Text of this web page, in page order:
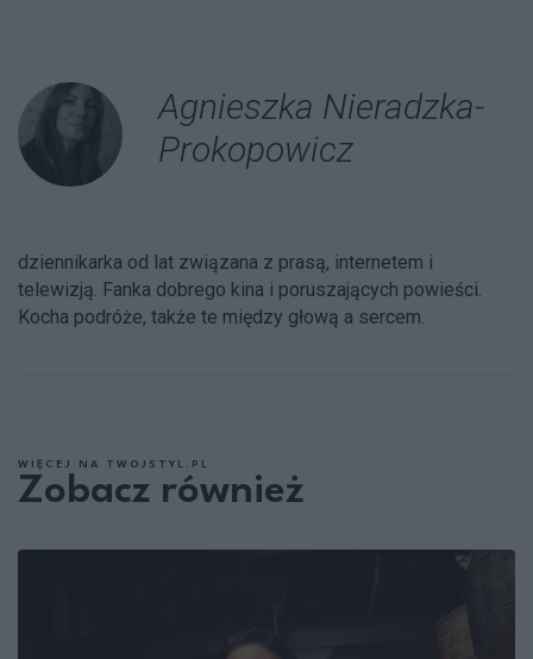
Agnieszka Nieradzka-
Prokopowicz
dziennikarka od lat związana z prasą, internetem i
telewizją. Fanka dobrego kina i poruszających powieści.
Kocha podróże, także te między głową a sercem.
WIĘCEJ NA TWOJSTYL.PL
Zobacz również